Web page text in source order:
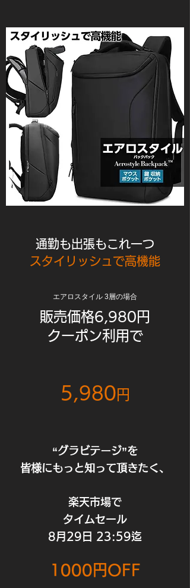
通勤も出張もこれ一つ
スタイリッシュで高機能
エアロスタイル 3層の場合
販売価格6,980円
クーポン利用で
5,980 円
“グラビテージ”を
皆様にもっと知って頂きたく、
楽天市場で
タイムセール
8月29日 23:59迄
1000円 OFF